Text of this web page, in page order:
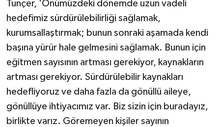
Tunçer, 'Önümüzdeki dönemde uzun vadeli
hedefimiz sürdürülebilirliği sağlamak,
kurumsallaştırmak; bunun sonraki aşamada kendi
başına yürür hale gelmesini sağlamak. Bunun için
eğitmen sayısının artması gerekiyor, kaynakların
artması gerekiyor. Sürdürülebilir kaynakları
hedefliyoruz ve daha fazla da gönüllü aileye,
gönüllüye ihtiyacımız var. Biz sizin için buradayız,
birlikte varız. Göremeyen kişiler sayının